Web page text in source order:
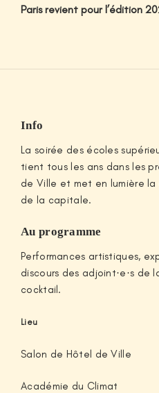
Paris revient pour l’édition
Info
La soirée des écoles
tient tous les ans dans les
de Ville et met en lumière
de la capitale.
Au programme
Performances artistiques,
discours des adjoint·e·s de
cocktail.
Lieu
Salon de Hôtel de Ville
Académie du Climat